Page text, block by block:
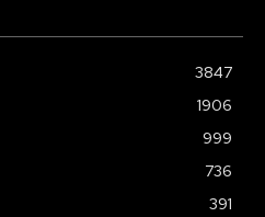
3847
1906
999
736
391